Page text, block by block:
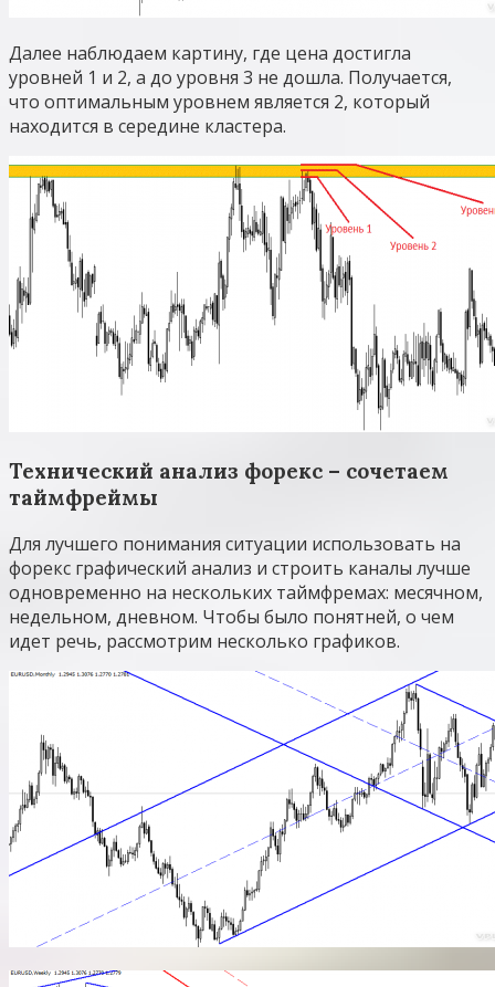
Далее наблюдаем картину, где цена достигла
уровней 1 и 2, а до уровня 3 не дошла. Получается,
что оптимальным уровнем является 2, который
находится в середине кластера.
Технический анализ форекс – сочетаем
таймфреймы
Для лучшего понимания ситуации использовать на
форекс графический анализ и строить каналы лучше
одновременно на нескольких таймфремах: месячном,
недельном, дневном. Чтобы было понятней, о чем
идет речь, рассмотрим несколько графиков.